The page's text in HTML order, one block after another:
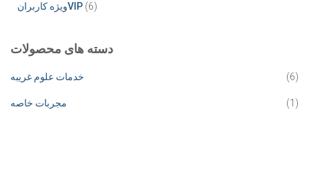
ویژه کاربرانVIP (6)
دسته های محصولات
خدمات علوم غریبه (6)
مجربات خاصه (1)